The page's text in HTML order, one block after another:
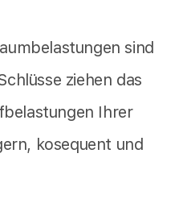
sind
ziehen das
Ihrer
kosequent und